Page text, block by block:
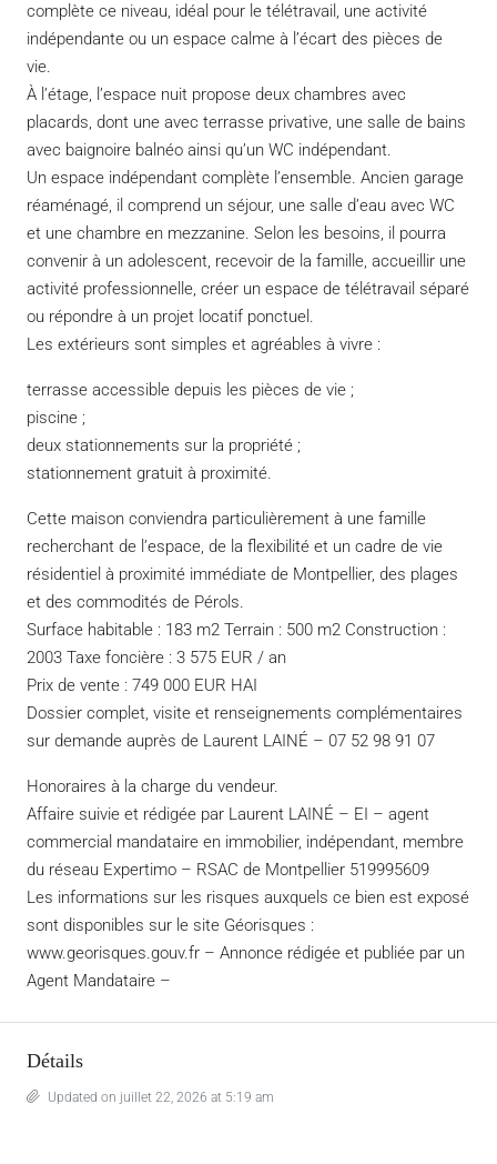
complète ce niveau, idéal pour le télétravail, une activité
indépendante ou un espace calme à l’écart des pièces de
vie.
À l’étage, l’espace nuit propose deux chambres avec
placards, dont une avec terrasse privative, une salle de bains
avec baignoire balnéo ainsi qu’un WC indépendant.
Un espace indépendant complète l’ensemble. Ancien garage
réaménagé, il comprend un séjour, une salle d’eau avec WC
et une chambre en mezzanine. Selon les besoins, il pourra
convenir à un adolescent, recevoir de la famille, accueillir une
activité professionnelle, créer un espace de télétravail séparé
ou répondre à un projet locatif ponctuel.
Les extérieurs sont simples et agréables à vivre :
terrasse accessible depuis les pièces de vie ;
piscine ;
deux stationnements sur la propriété ;
stationnement gratuit à proximité.
Cette maison conviendra particulièrement à une famille
recherchant de l’espace, de la flexibilité et un cadre de vie
résidentiel à proximité immédiate de Montpellier, des plages
et des commodités de Pérols.
Surface habitable : 183 m2 Terrain : 500 m2 Construction :
2003 Taxe foncière : 3 575 EUR / an
Prix de vente : 749 000 EUR HAI
Dossier complet, visite et renseignements complémentaires
sur demande auprès de Laurent LAINÉ – 07 52 98 91 07
Honoraires à la charge du vendeur.
Affaire suivie et rédigée par Laurent LAINÉ – EI – agent
commercial mandataire en immobilier, indépendant, membre
du réseau Expertimo – RSAC de Montpellier 519995609
Les informations sur les risques auxquels ce bien est exposé
sont disponibles sur le site Géorisques :
www.georisques.gouv.fr – Annonce rédigée et publiée par un
Agent Mandataire –
Détails
Updated on juillet 22, 2026 at 5:19 am